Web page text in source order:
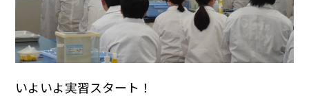
いよいよ実習スタート！